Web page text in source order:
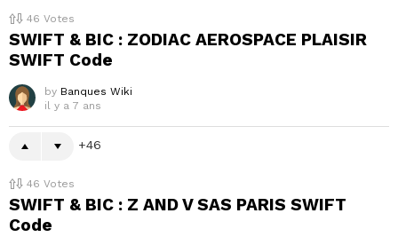
46 Votes
SWIFT & BIC : ZODIAC AEROSPACE PLAISIR
SWIFT Code
by Banques Wiki
il y a 7 ans
46
46 Votes
SWIFT & BIC : Z AND V SAS PARIS SWIFT
Code